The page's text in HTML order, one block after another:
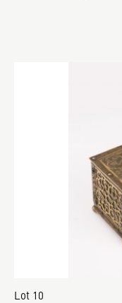
Lot 10